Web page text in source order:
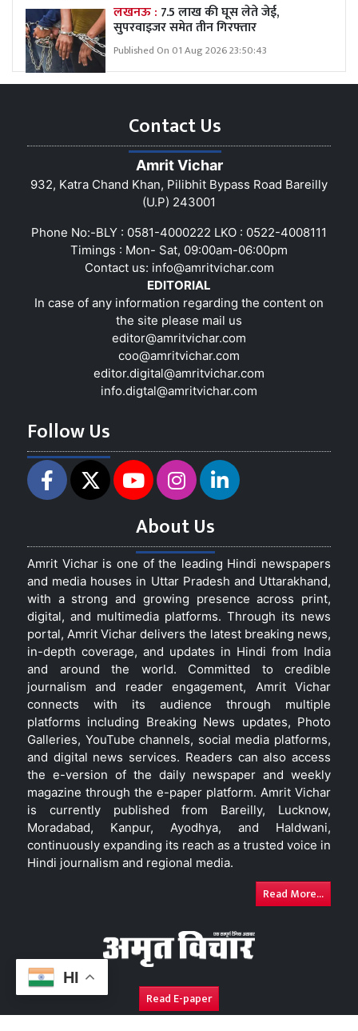
HI
लखनऊ : 7.5 लाख की घूस लेते जेई,
सुपरवाइजर समेत तीन गिरफ्तार
Published On 01 Aug 2026 23:50:43
Contact Us
Amrit Vichar
932, Katra Chand Khan, Pilibhit Bypass Road Bareilly
(U.P) 243001
Phone No:-BLY : 0581-4000222 LKO : 0522-4008111
Timings : Mon- Sat, 09:00am-06:00pm
Contact us: info@amritvichar.com
EDITORIAL
In case of any information regarding the content on
the site please mail us
editor@amritvichar.com
coo@amritvichar.com
editor.digital@amritvichar.com
info.digtal@amritvichar.com
Follow Us
About Us
Amrit Vichar is one of the leading Hindi newspapers
and media houses in Uttar Pradesh and Uttarakhand,
with a strong and growing presence across print,
digital, and multimedia platforms. Through its news
portal, Amrit Vichar delivers the latest breaking news,
in-depth coverage, and updates in Hindi from India
and around the world. Committed to credible
journalism and reader engagement, Amrit Vichar
connects with its audience through multiple
platforms including Breaking News updates, Photo
Galleries, YouTube channels, social media platforms,
and digital news services. Readers can also access
the e-version of the daily newspaper and weekly
magazine through the e-paper platform. Amrit Vichar
is currently published from Bareilly, Lucknow,
Moradabad, Kanpur, Ayodhya, and Haldwani,
continuously expanding its reach as a trusted voice in
Hindi journalism and regional media.
Read More...
Read E-paper